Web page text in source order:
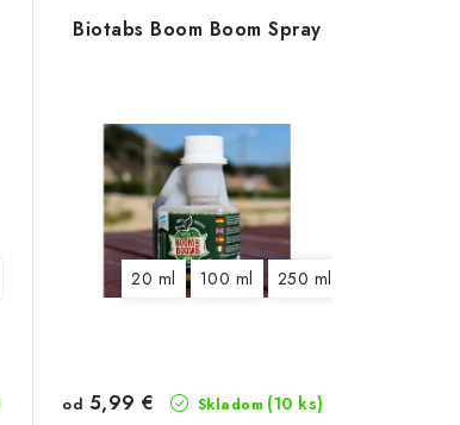
Biotabs Boom Boom Spray
20 ml 100 ml 250 ml
Skladom (10 ks)
od 5,99 €